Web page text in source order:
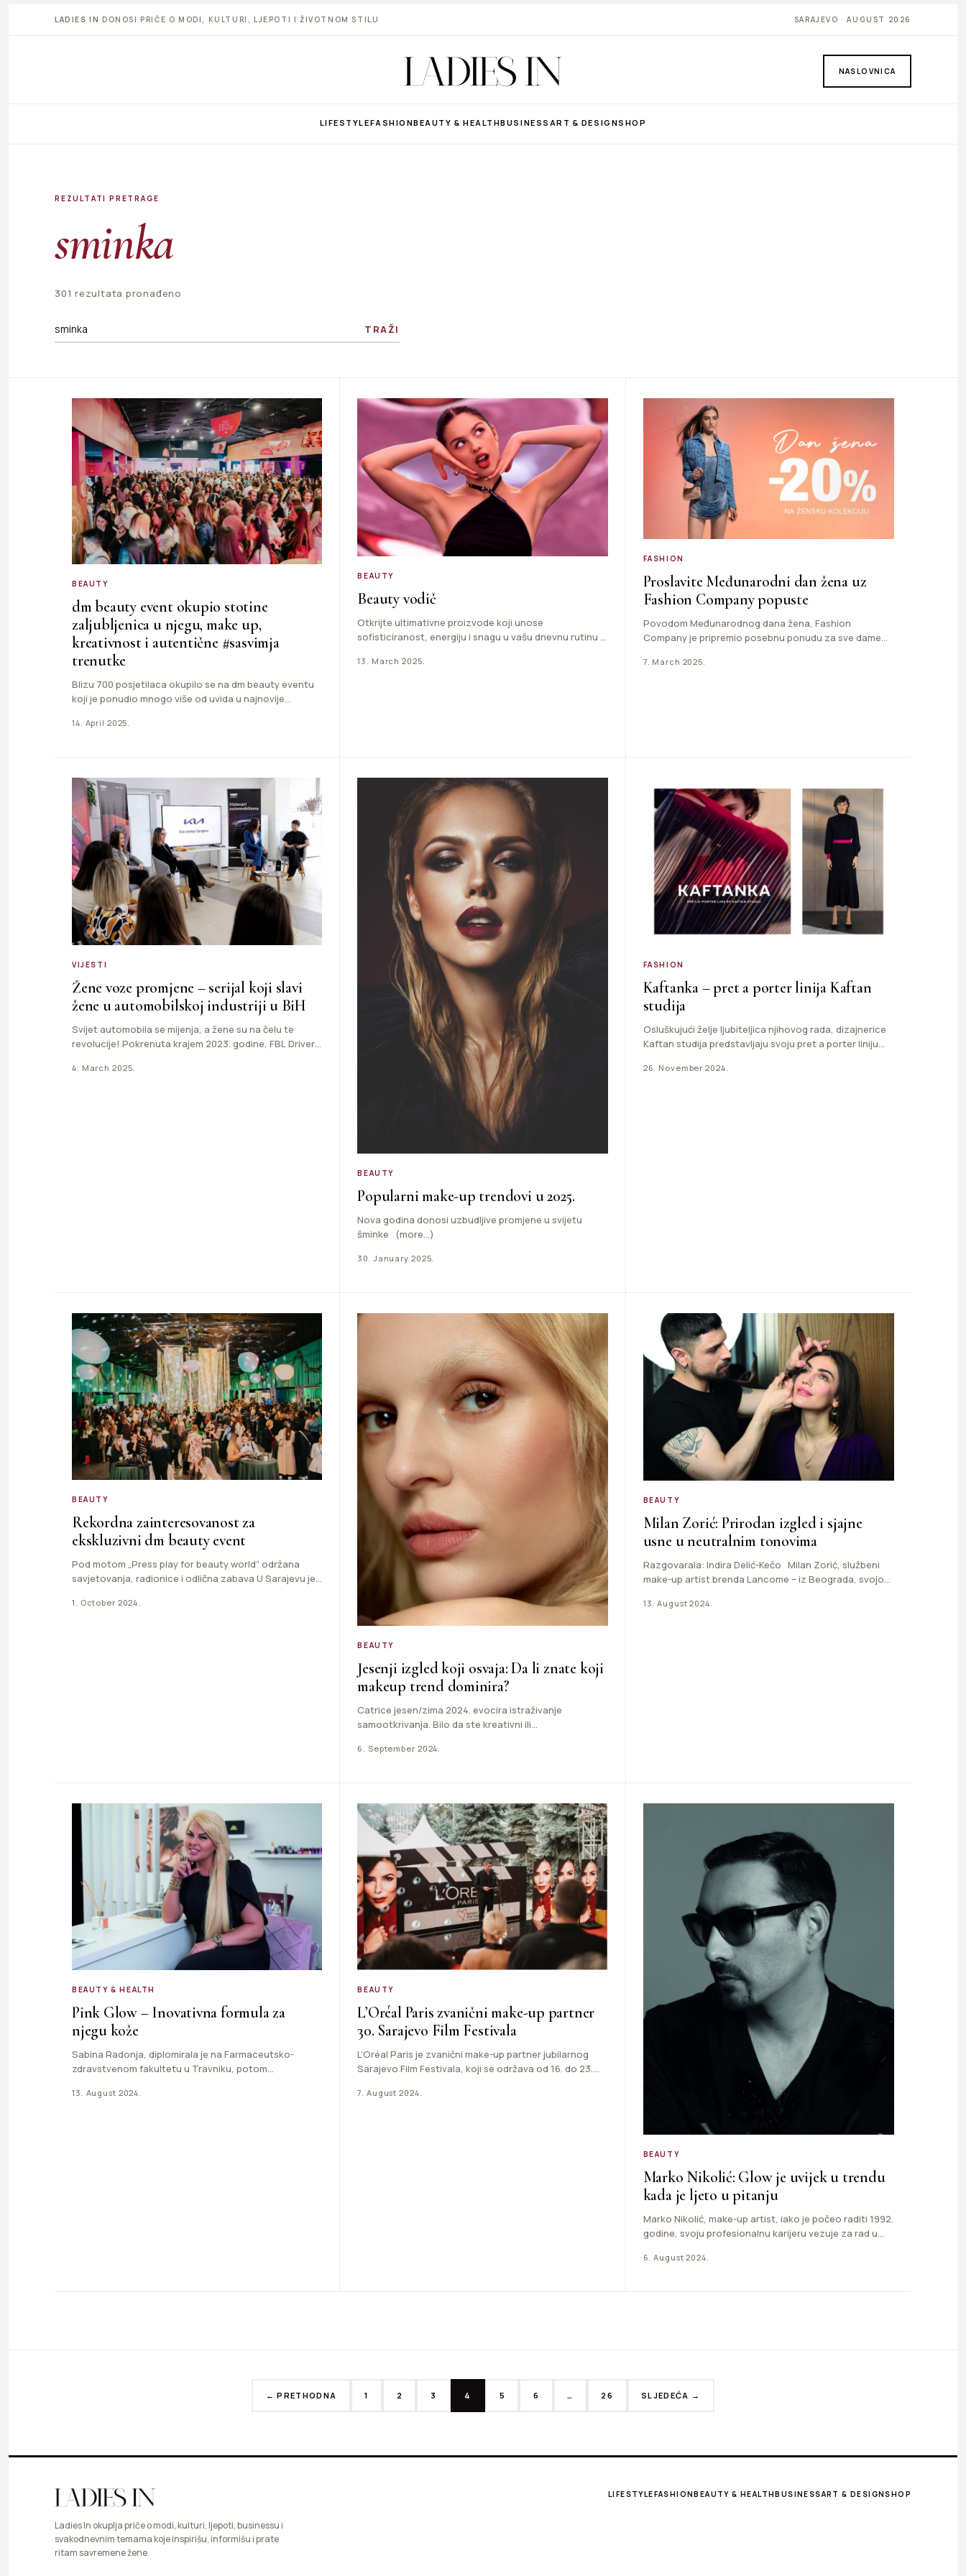
LADIES IN DONOSI PRIČE O MODI, KULTURI, LJEPOTI I ŽIVOTNOM STILU SARAJEVO · AUGUST 2026
NASLOVNICA
LIFESTYLEFASHIONBEAUTY & HEALTHBUSINESS ART & DESIGNSHOP
REZULTATI PRETRAGE
sminka
301 rezultata pronađeno
TRAŽI
BEAUTY
dm beauty event okupio stotine
zaljubljenica u njegu, make up,
kreativnost i autentične #sasvimja
trenutke
Blizu 700 posjetilaca okupilo se na dm beauty eventu
koji je ponudio mnogo više od uvida u najnovije…
14. April 2025.
BEAUTY
Beauty vodič
Otkrijte ultimativne proizvode koji unose
sofisticiranost, energiju i snagu u vašu dnevnu rutinu
13. March 2025.
FASHION
Proslavite Međunarodni dan žena uz
Fashion Company popuste
Povodom Međunarodnog dana žena, Fashion
Company je pripremio posebnu ponudu za sve dame
7. March 2025.
VIJESTI
Žene voze promjene – serijal koji slavi
žene u automobilskoj industriji u BiH
Svijet automobila se mijenja, a žene su na čelu te
revolucije! Pokrenuta krajem 2023. godine, FBL Drivers
4. March 2025.
BEAUTY
Popularni make-up trendovi u 2025.
Nova godina donosi uzbudljive promjene u svijetu
šminke (more…)
30. January 2025.
FASHION
Kaftanka – pret a porter linija Kaftan
studija
Osluškujući želje ljubiteljica njihovog rada, dizajnerice
Kaftan studija predstavljaju svoju pret a porter liniju
26. November 2024.
BEAUTY
Rekordna zainteresovanost za
ekskluzivni dm beauty event
Pod motom „Press play for beauty world“ održana
savjetovanja, radionice i odlična zabava U Sarajevu je
1. October 2024.
BEAUTY
Jesenji izgled koji osvaja: Da li znate koji
makeup trend dominira?
Catrice jesen/zima 2024. evocira istraživanje
samootkrivanja. Bilo da ste kreativni ili
vlastitog…
6. September 2024.
BEAUTY
Milan Zorić: Prirodan izgled i sjajne
usne u neutralnim tonovima
Razgovarala: Indira Delić-Kečo Milan Zorić, službeni
make-up artist brenda Lancome – iz Beograda, svojom
13. August 2024.
BEAUTY & HEALTH
Pink Glow – Inovativna formula za
njegu kože
Sabina Radonja, diplomirala je na Farmaceutsko-
zdravstvenom fakultetu u Travniku, potom
radno iskustvo…
13. August 2024.
BEAUTY
L’Oréal Paris zvanični make-up partner
30. Sarajevo Film Festivala
L’Oréal Paris je zvanični make-up partner jubilarnog
Sarajevo Film Festivala, koji se održava od 16. do 23.
7. August 2024.
BEAUTY
Marko Nikolić: Glow je uvijek u trendu
kada je ljeto u pitanju
Marko Nikolić, make-up artist, iako je počeo raditi 1992.
godine, svoju profesionalnu karijeru vezuje za rad u
6. August 2024.
← PRETHODNA 1 2 3 4 5 6 … 26 SLJEDEĆA →
Ladies In okuplja priče o modi, kulturi, ljepoti, businessu i
svakodnevnim temama koje inspirišu, informišu i prate
ritam savremene žene.
LIFESTYLEFASHIONBEAUTY & HEALTHBUSINESSART & DESIGNSHOP